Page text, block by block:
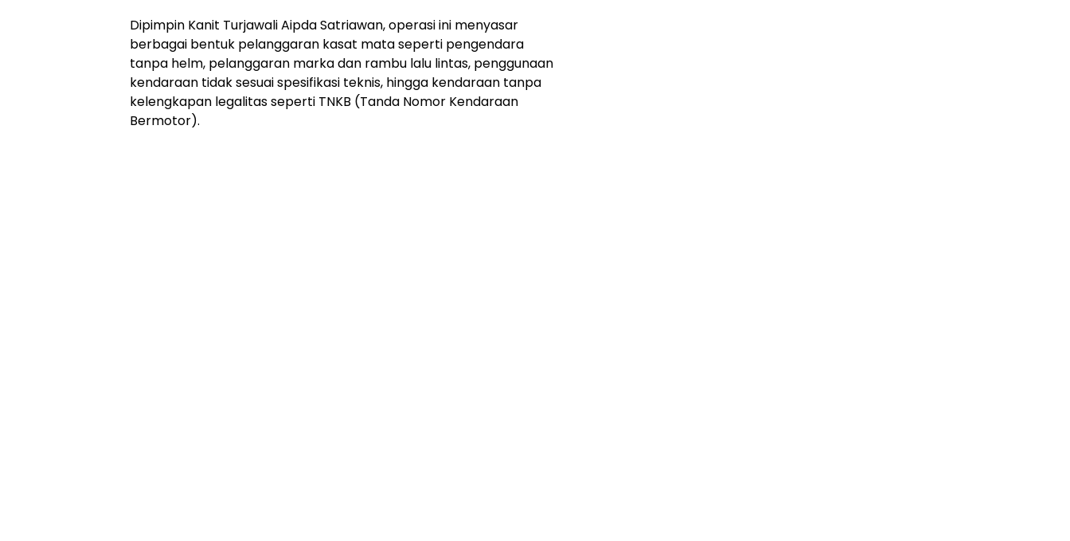
Dipimpin Kanit Turjawali Aipda Satriawan, operasi ini menyasar
berbagai bentuk pelanggaran kasat mata seperti pengendara
tanpa helm, pelanggaran marka dan rambu lalu lintas, penggunaan
kendaraan tidak sesuai spesifikasi teknis, hingga kendaraan tanpa
kelengkapan legalitas seperti TNKB (Tanda Nomor Kendaraan
Bermotor).